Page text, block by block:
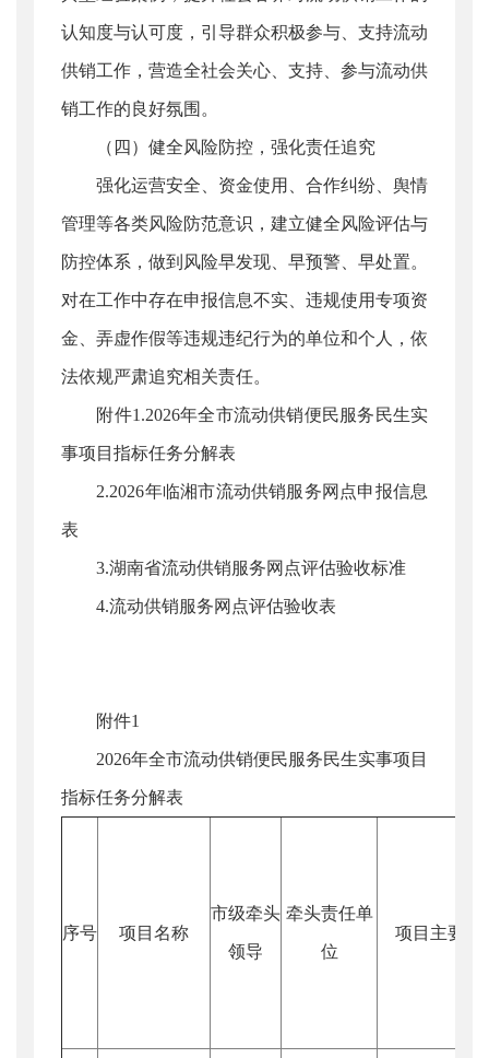
认知度与认可度，引导群众积极参与、支持流动
供销工作，营造全社会关心、支持、参与流动供
销工作的良好氛围。
（四）健全风险防控，强化责任追究
强化运营安全、资金使用、合作纠纷、舆情
管理等各类风险防范意识，建立健全风险评估与
防控体系，做到风险早发现、早预警、早处置。
对在工作中存在申报信息不实、违规使用专项资
金、弄虚作假等违规违纪行为的单位和个人，依
法依规严肃追究相关责任。
附件1.2026年全市流动供销便民服务民生实
事项目指标任务分解表
2.2026年临湘市流动供销服务网点申报信息
表
3.湖南省流动供销服务网点评估验收标准
4.流动供销服务网点评估验收表
附件1
2026年全市流动供销便民服务民生实事项目
指标任务分解表
序号 项目名称
市级牵头
领导
牵头责任单
位
项目主要任